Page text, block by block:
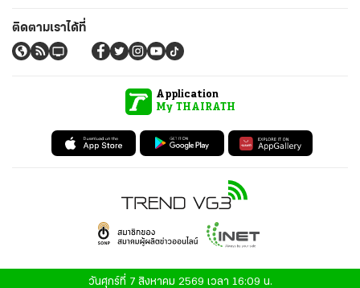
ติดตามเราได้ที่
Application
My THAIRATH
วันศุกร์ที่ 7 สิงหาคม 2569 เวลา 16:09 น.